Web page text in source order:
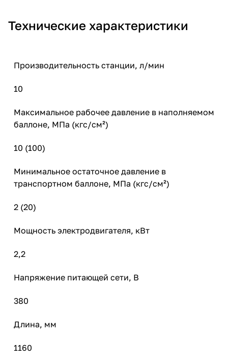
Технические характеристики
Производительность станции, л/мин
10
Максимальное рабочее давление в наполняемом
баллоне, МПа (кгс/см²)
10 (100)
Минимальное остаточное давление в
транспортном баллоне, МПа (кгс/см²)
2 (20)
Мощность электродвигателя, кВт
2,2
Напряжение питающей сети, В
380
Длина, мм
1160